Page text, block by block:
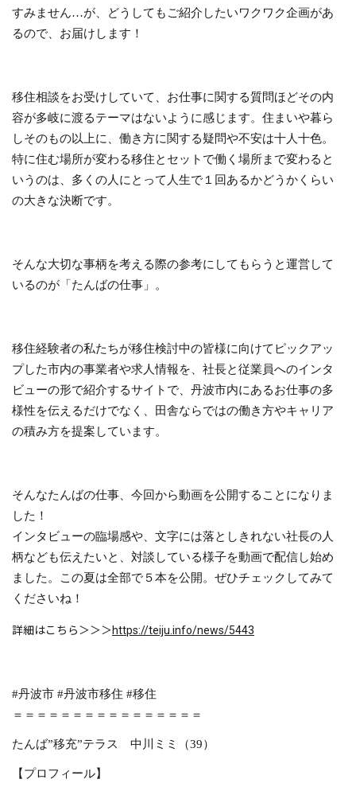
すみません…が、どうしてもご紹介したいワクワク企画があ
るので、お届けします！
移住相談をお受けしていて、お仕事に関する質問ほどその内
容が多岐に渡るテーマはないように感じます。住まいや暮ら
しそのもの以上に、働き方に関する疑問や不安は十人十色。
特に住む場所が変わる移住とセットで働く場所まで変わると
いうのは、多くの人にとって人生で１回あるかどうかくらい
の大きな決断です。
そんな大切な事柄を考える際の参考にしてもらうと運営して
いるのが「たんばの仕事」。
移住経験者の私たちが移住検討中の皆様に向けてピックアッ
プした市内の事業者や求人情報を、社長と従業員へのインタ
ビューの形で紹介するサイトで、丹波市内にあるお仕事の多
様性を伝えるだけでなく、田舎ならではの働き方やキャリア
の積み方を提案しています。
そんなたんばの仕事、今回から動画を公開することになりま
した！
インタビューの臨場感や、文字には落としきれない社長の人
柄なども伝えたいと、対談している様子を動画で配信し始め
ました。この夏は全部で５本を公開。ぜひチェックしてみて
くださいね！
詳細はこちら＞＞＞https://teiju.info/news/5443
#丹波市 #丹波市移住 #移住
＝＝＝＝＝＝＝＝＝＝＝＝＝＝＝＝
たんば”移充”テラス 中川ミミ（39）
【プロフィール】